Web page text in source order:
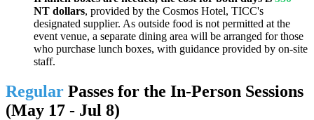
NT dollars, provided by the Cosmos Hotel, TICC's
designated supplier. As outside food is not permitted at the
event venue, a separate dining area will be arranged for those
who purchase lunch boxes, with guidance provided by on-site
staff.
Regular Passes for the In-Person Sessions
(May 17 - Jul 8)